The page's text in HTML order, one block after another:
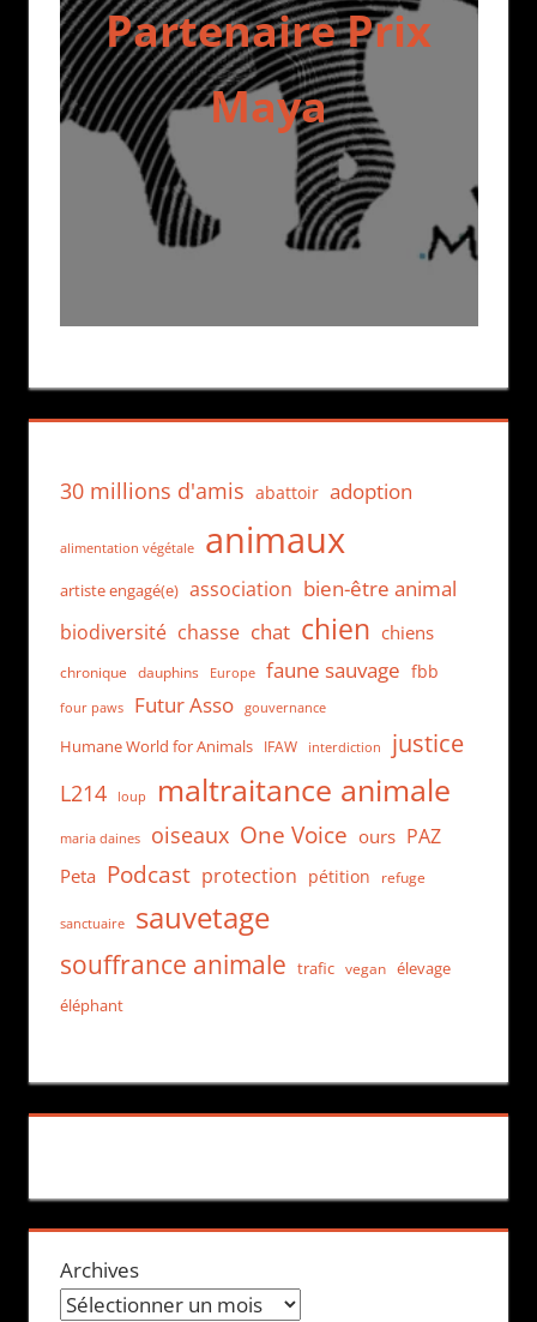
Partenaire Prix
Maya
30 millions d'amis abattoir adoption
alimentation végétale animaux
artiste engagé(e) association bien-être animal
biodiversité chasse chat chien chiens
chronique dauphins Europe faune sauvage fbb
four paws Futur Asso gouvernance
Humane World for Animals IFAW interdiction justice
L214 loup maltraitance animale
maria daines oiseaux One Voice ours PAZ
Peta Podcast protection pétition refuge
sanctuaire sauvetage
souffrance animale trafic vegan
élevage
éléphant
Archives